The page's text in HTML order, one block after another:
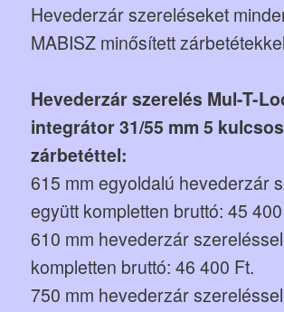
Hevederzár szereléseket
MABISZ minősített
Hevederzár szerelés Mul-T-
integrátor 31/55 mm 5 kulcsos
zárbetéttel:
615 mm egyoldalú hevederzár
együtt kompletten bruttó: 45
610 mm hevederzár
kompletten bruttó: 46 400 Ft.
750 mm hevederzár